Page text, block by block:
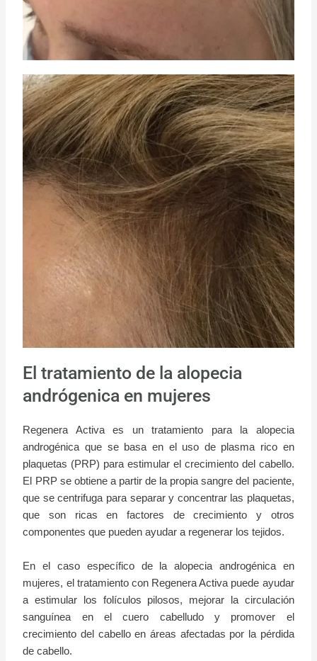
El tratamiento de la alopecia
andrógenica en mujeres
Regenera Activa es un tratamiento para la alopecia
androgénica que se basa en el uso de plasma rico en
plaquetas (PRP) para estimular el crecimiento del cabello.
El PRP se obtiene a partir de la propia sangre del paciente,
que se centrifuga para separar y concentrar las plaquetas,
que son ricas en factores de crecimiento y otros
componentes que pueden ayudar a regenerar los tejidos.
En el caso específico de la alopecia androgénica en
mujeres, el tratamiento con Regenera Activa puede ayudar
a estimular los folículos pilosos, mejorar la circulación
sanguínea en el cuero cabelludo y promover el
crecimiento del cabello en áreas afectadas por la pérdida
de cabello.